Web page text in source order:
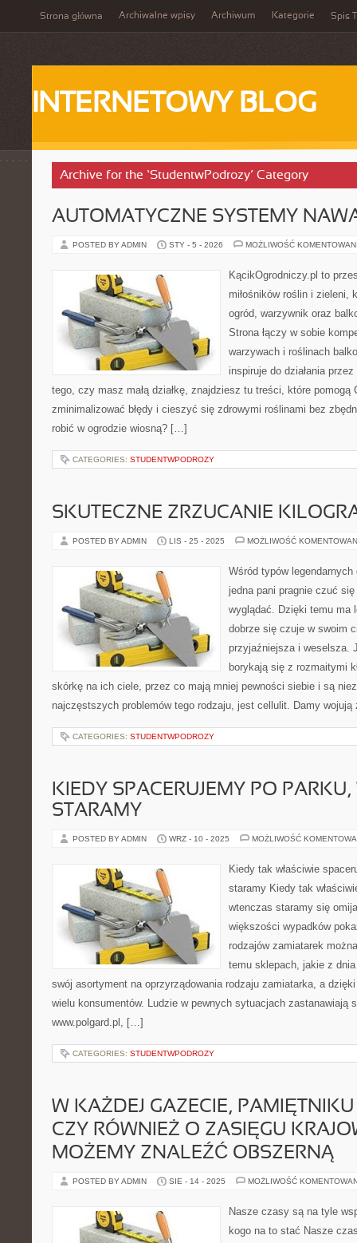
Strona główna Archiwalne wpisy Archiwum Kategorie Spis
INTERNETOWY BLOG
Archive for the ‘StudentwPodrozy’ Category
AUTOMATYCZNE SYSTEMY
POSTED BY ADMIN STY - 5 - 2026 MOŻLIWOŚĆ
KącikOgrodniczy.pl to
miłośników roślin i zieleni,
ogród, warzywnik oraz
Strona łączy w sobie
warzywach i roślinach
inspiruje do działania
tego, czy masz małą działkę, znajdziesz tu treści, które pomogą
zminimalizować błędy i cieszyć się zdrowymi roślinami bez
robić w ogrodzie wiosną? […]
CATEGORIES: STUDENTWPODROZY
SKUTECZNE ZRZUCANIE
POSTED BY ADMIN LIS - 25 - 2025 MOŻLIWOŚĆ
Wśród typów
jedna pani pragnie czuć
wyglądać. Dzięki temu ma
dobrze się czuje w swoim
przyjaźniejsza i weselsza.
borykają się z rozmaitymi
skórkę na ich ciele, przez co mają mniej pewności siebie i są
najczęstszych problemów tego rodzaju, jest cellulit. Damy
CATEGORIES: STUDENTWPODROZY
KIEDY SPACERUJEMY PO
STARAMY
POSTED BY ADMIN WRZ - 10 - 2025 MOŻLIWOŚĆ
Kiedy tak właściwie
staramy Kiedy tak
wtenczas staramy się
większości wypadków
rodzajów zamiatarek
temu sklepach, jakie z
swój asortyment na oprzyrządowania rodzaju zamiatarka, a
wielu konsumentów. Ludzie w pewnych sytuacjach zastanawiają
www.polgard.pl, […]
CATEGORIES: STUDENTWPODROZY
W KAŻDEJ GAZECIE,
CZY RÓWNIEŻ O ZASIĘGU
MOŻEMY ZNALEŹĆ OBSZERNĄ
POSTED BY ADMIN SIE - 14 - 2025 MOŻLIWOŚĆ
Nasze czasy są na tyle
kogo na to stać Nasze